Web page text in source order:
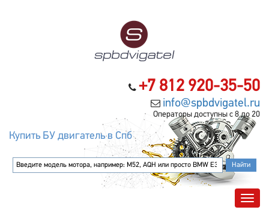
+7 812 920-35-50
info@spbdvigatel.ru
Операторы доступны с 8 до 20
Купить БУ двигатель в Спб